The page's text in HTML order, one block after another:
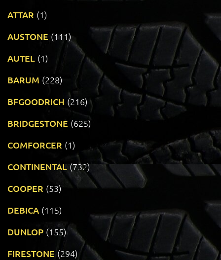
ATTAR (1)
AUSTONE (111)
AUTEL (1)
BARUM (228)
BFGOODRICH (216)
BRIDGESTONE (625)
COMFORCER (1)
CONTINENTAL (732)
COOPER (53)
DEBICA (115)
DUNLOP (155)
FIRESTONE (294)